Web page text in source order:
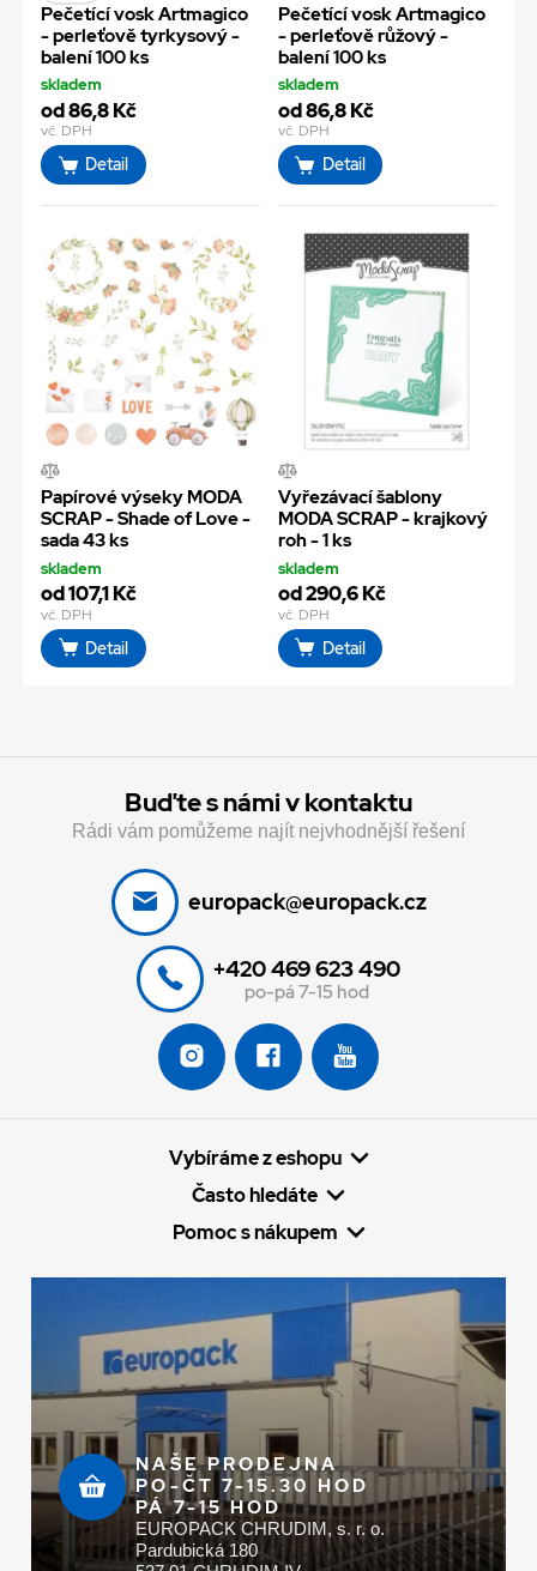
Pečetící vosk Artmagico
- perleťově tyrkysový -
balení 100 ks
skladem
od 86,8 Kč
vč. DPH
Detail
Pečetící vosk Artmagico
- perleťově růžový -
balení 100 ks
skladem
od 86,8 Kč
vč. DPH
Detail
Papírové výseky MODA
SCRAP - Shade of Love -
sada 43 ks
skladem
od 107,1 Kč
vč. DPH
Detail
Vyřezávací šablony
MODA SCRAP - krajkový
roh - 1 ks
skladem
od 290,6 Kč
vč. DPH
Detail
Buďte s námi v kontaktu
Rádi vám pomůžeme najít nejvhodnější řešení
europack@europack.cz
+420 469 623 490
po-pá 7-15 hod
Vybíráme z eshopu
Často hledáte
Pomoc s nákupem
NAŠE PRODEJNA
PO-ČT 7-15.30 HOD
PÁ 7-15 HOD
EUROPACK CHRUDIM, s. r. o.
Pardubická 180